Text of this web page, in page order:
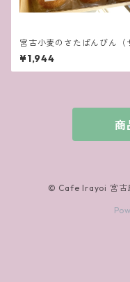
宮古小麦のさたぱんびん（
ーターアンダギー） 〜箱入
り〜
¥1,944
商
© Cafe Irayoi 宮古